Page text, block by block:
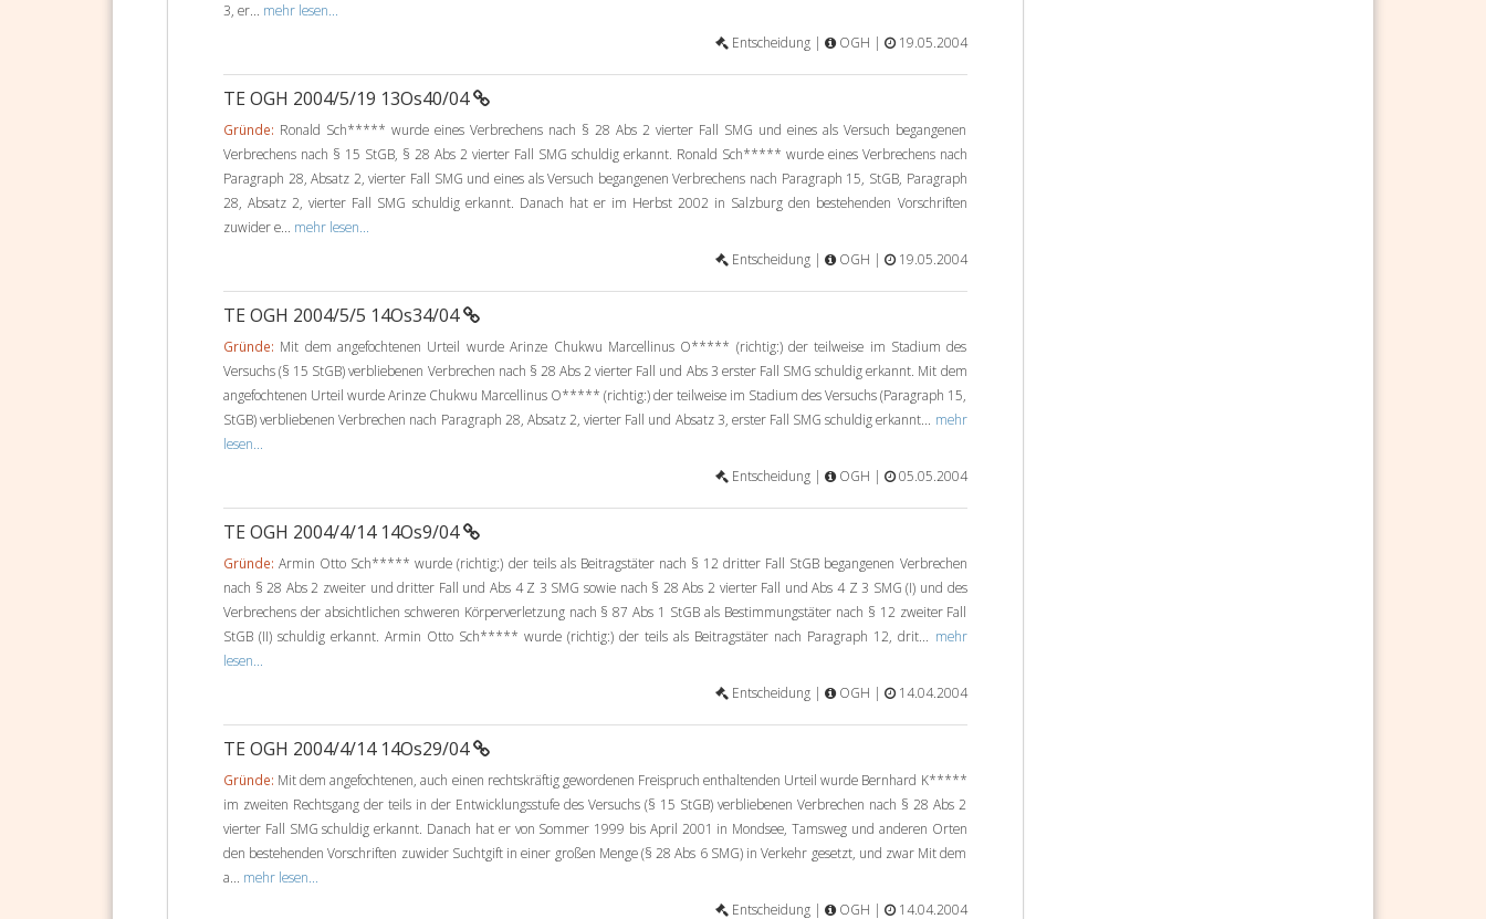
3, er... mehr lesen...
Entscheidung |
OGH | 19.05.2004
TE OGH 2004/5/19 13Os40/04
Gründe: Ronald Sch***** wurde eines Verbrechens nach § 28 Abs 2 vierter Fall SMG und eines als Versuch begangenen
Verbrechens nach § 15 StGB, § 28 Abs 2 vierter Fall SMG schuldig erkannt. Ronald Sch***** wurde eines Verbrechens nach
Paragraph 28, Absatz 2, vierter Fall SMG und eines als Versuch begangenen Verbrechens nach Paragraph 15, StGB, Paragraph
28, Absatz 2, vierter Fall SMG schuldig erkannt. Danach hat er im Herbst 2002 in Salzburg den bestehenden Vorschriften
zuwider e... mehr lesen...
Entscheidung |
OGH | 19.05.2004
TE OGH 2004/5/5 14Os34/04
Gründe: Mit dem angefochtenen Urteil wurde Arinze Chukwu Marcellinus O***** (richtig:) der teilweise im Stadium des
Versuchs (§ 15 StGB) verbliebenen Verbrechen nach § 28 Abs 2 vierter Fall und Abs 3 erster Fall SMG schuldig erkannt. Mit dem
angefochtenen Urteil wurde Arinze Chukwu Marcellinus O***** (richtig:) der teilweise im Stadium des Versuchs (Paragraph 15,
StGB) verbliebenen Verbrechen nach Paragraph 28, Absatz 2, vierter Fall und Absatz 3, erster Fall SMG schuldig erkannt... mehr
lesen...
Entscheidung |
OGH | 05.05.2004
TE OGH 2004/4/14 14Os9/04
Gründe: Armin Otto Sch***** wurde (richtig:) der teils als Beitragstäter nach § 12 dritter Fall StGB begangenen Verbrechen
nach § 28 Abs 2 zweiter und dritter Fall und Abs 4 Z 3 SMG sowie nach § 28 Abs 2 vierter Fall und Abs 4 Z 3 SMG (I) und des
Verbrechens der absichtlichen schweren Körperverletzung nach § 87 Abs 1 StGB als Bestimmungstäter nach § 12 zweiter Fall
StGB (II) schuldig erkannt. Armin Otto Sch***** wurde (richtig:) der teils als Beitragstäter nach Paragraph 12, drit... mehr
lesen...
Entscheidung |
OGH | 14.04.2004
TE OGH 2004/4/14 14Os29/04
Gründe: Mit dem angefochtenen, auch einen rechtskräftig gewordenen Freispruch enthaltenden Urteil wurde Bernhard K*****
im zweiten Rechtsgang der teils in der Entwicklungsstufe des Versuchs (§ 15 StGB) verbliebenen Verbrechen nach § 28 Abs 2
vierter Fall SMG schuldig erkannt. Danach hat er von Sommer 1999 bis April 2001 in Mondsee, Tamsweg und anderen Orten
den bestehenden Vorschriften zuwider Suchtgift in einer großen Menge (§ 28 Abs 6 SMG) in Verkehr gesetzt, und zwar Mit dem
a... mehr lesen...
Entscheidung |
OGH | 14.04.2004